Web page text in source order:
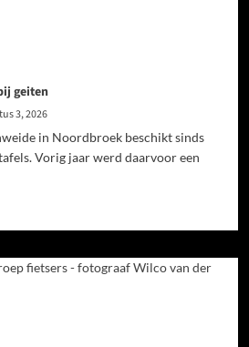
geiten
3, 2026
in Noordbroek beschikt sinds
Vorig jaar werd daarvoor een